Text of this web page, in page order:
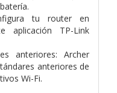
tu router en
aplicación TP-Link
anteriores: Archer
anteriores de
Wi-Fi.